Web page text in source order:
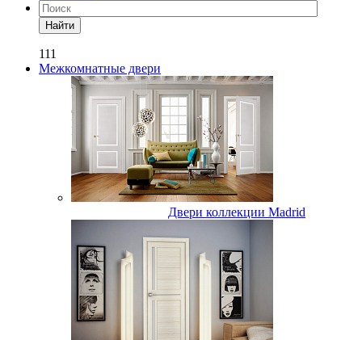
Найти
111
Межкомнатные двери
Двери коллекции Madrid